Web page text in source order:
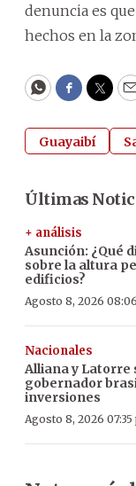
denuncia es
hechos en la
WhatsApp
Guayaibí
Últimas
+ análisis
Asunción: ¿Qué
sobre la altura
edificios?
Agosto 8, 2026
Nacionales
Alliana y Latorre
gobernador
inversiones
Agosto 8, 2026 07:35